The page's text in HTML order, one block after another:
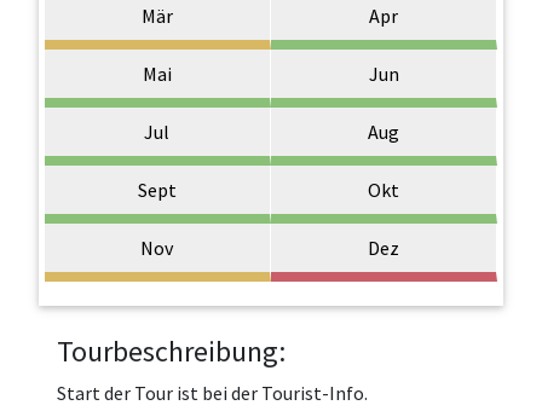
Mär Apr
Mai Jun
Jul Aug
Sept Okt
Nov Dez
Tourbeschreibung:
Start der Tour ist bei der Tourist-Info.